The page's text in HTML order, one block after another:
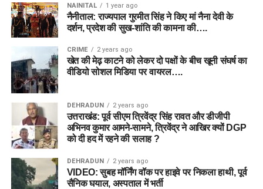
NAINITAL 1 year ago
नैनीताल: राज्यपाल गुरमीत सिंह ने किए मां नैना देवी के
दर्शन, प्रदेश की सुख-शांति की कामना की….
CRIME 2 years ago
खेत की मेढ़ काटने को लेकर दो पक्षों के बीच खूनी संघर्ष का
वीडियो सोशल मिडिया पर वायरल….
DEHRADUN 2 years ago
उत्तराखंड: पूर्व सीएम त्रिवेंद्र सिंह रावत और डीजीपी
अभिनव कुमार आमने-सामने, त्रिवेंद्र ने आखिर क्यों DGP
को दी हद में रहने की सलाह ?
DEHRADUN 2 years ago
VIDEO: सुबह मॉर्निंग वॉक पर हाइवे पर निकला हाथी, पूर्व
सैनिक घयाल, अस्पताल में भर्ती